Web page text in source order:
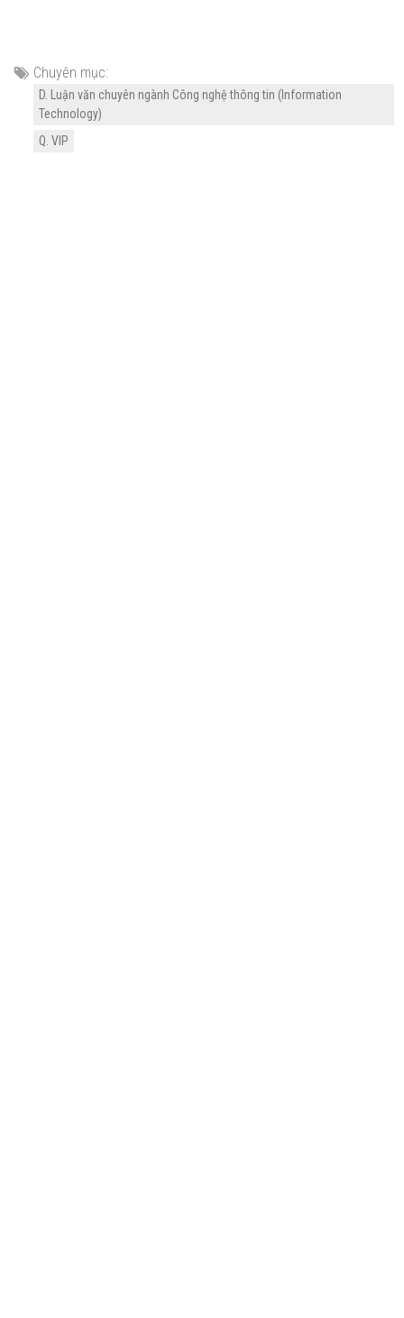
Chuyên mục:
D. Luận văn chuyên ngành Công nghệ thông tin (Information
Technology)
Q. VIP